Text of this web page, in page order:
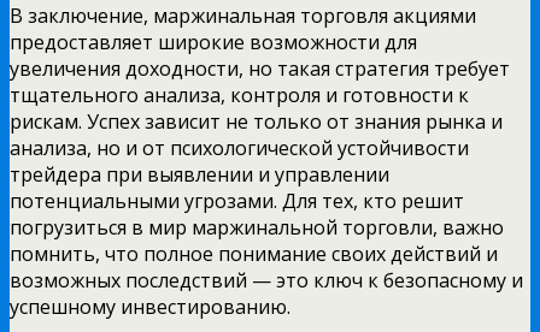
В заключение, маржинальная торговля акциями
предоставляет широкие возможности для
увеличения доходности, но такая стратегия требует
тщательного анализа, контроля и готовности к
рискам. Успех зависит не только от знания рынка и
анализа, но и от психологической устойчивости
трейдера при выявлении и управлении
потенциальными угрозами. Для тех, кто решит
погрузиться в мир маржинальной торговли, важно
помнить, что полное понимание своих действий и
возможных последствий — это ключ к безопасному и
успешному инвестированию.